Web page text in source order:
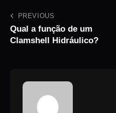
PREVIOUS
Qual a função de um
Clamshell Hidráulico?